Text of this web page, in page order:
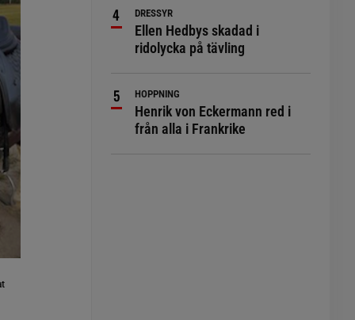
DRESSYR
Ellen Hedbys skadad i
ridolycka på tävling
HOPPNING
Henrik von Eckermann red i
från alla i Frankrike